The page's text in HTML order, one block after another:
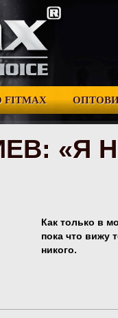
FITMAX
«Я
Как только в
пока что вижу
никого.